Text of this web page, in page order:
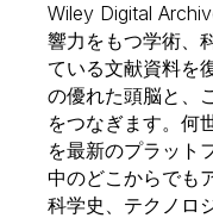
Wiley Digital
響力をもつ学術、
ている文献資料を
の優れた頭脳と、
をつなぎます。何
を最新のプラット
中のどこからでも
科学史、テクノロ